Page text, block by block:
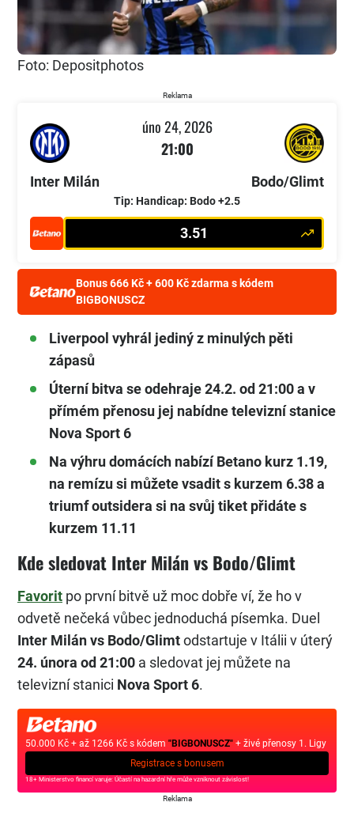
Foto: Depositphotos
Reklama
Inter Milán
úno 24, 2026
21:00
Tip: Handicap: Bodo +2.5
Bodo/Glimt
3.51
Bonus 666 Kč + 600 Kč zdarma s kódem
BIGBONUSCZ
Liverpool vyhrál jediný z minulých pěti
zápasů
Úterní bitva se odehraje 24.2. od 21:00 a v
přímém přenosu jej nabídne televizní stanice
Nova Sport 6
Na výhru domácích nabízí Betano kurz 1.19,
na remízu si můžete vsadit s kurzem 6.38 a
triumf outsidera si na svůj tiket přidáte s
kurzem 11.11
Kde sledovat Inter Milán vs Bodo/Glimt
Favorit po první bitvě už moc dobře ví, že ho v
odvetě nečeká vůbec jednoduchá písemka. Duel
Inter Milán vs Bodo/Glimtodstartuje v Itálii v úterý
24. února od 21:00 a sledovat jej můžete na
televizní stanici Nova Sport 6.
50.000 Kč + až 1266 Kč s kódem "BIGBONUSCZ" + živé přenosy 1. Ligy
Registrace s bonusem
18+ Ministerstvo financí varuje: Účastí na hazardní hře může vzniknout závislost!
Reklama